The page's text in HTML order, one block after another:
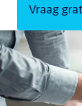
Vraag